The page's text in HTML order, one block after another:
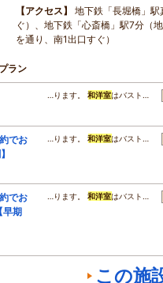
アクセス
地下鉄「長堀橋」
ぐ）、地下鉄「心斎橋」駅7分（
を通り、南1出口すぐ）
ラン
…ります。和洋室はバスト…
でお
…ります。和洋室はバスト…
でお
早期
…ります。和洋室はバスト…
この施